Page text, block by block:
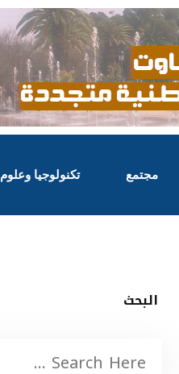
مجتمع تكنولوجيا وعلوم
البحث